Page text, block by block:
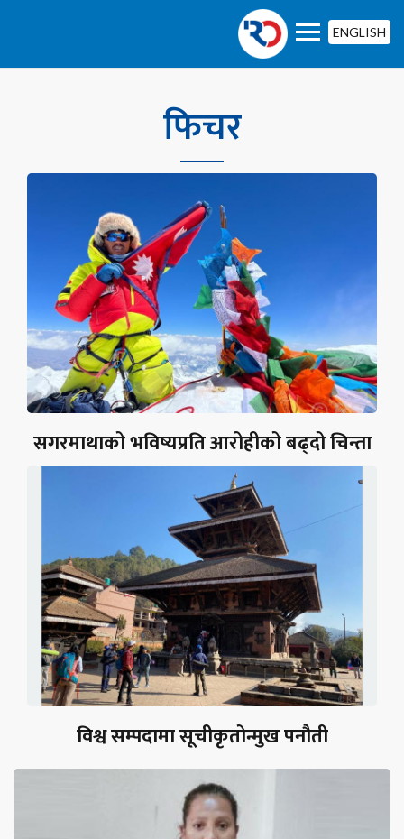
ENGLISH
फिचर
सगरमाथाको भविष्यप्रति आरोहीको बढ्दो चिन्ता
विश्व सम्पदामा सूचीकृतोन्मुख पनौती